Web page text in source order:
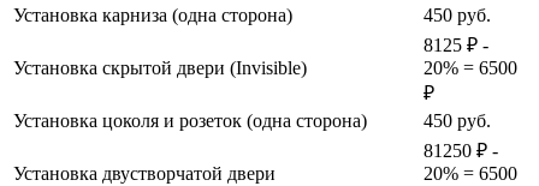
Установка карниза (одна сторона)
450 руб.
Установка скрытой двери (Invisible)
8125 ₽ -
20% = 6500
₽
Установка цоколя и розеток (одна сторона)
450 руб.
Установка двустворчатой двери
81250 ₽ -
20% = 6500